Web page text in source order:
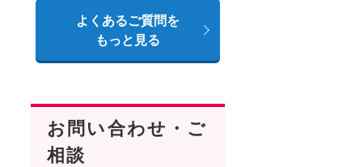
よくあるご質問を
もっと見る
お問い合わせ・ご
相談